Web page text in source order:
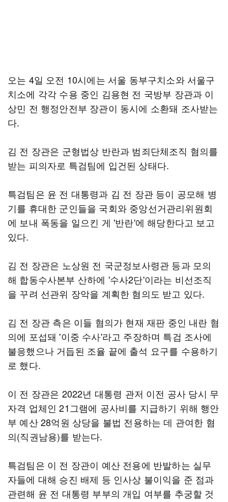
오는 4일 오전 10시에는 서울 동부구치소와 서울구
치소에 각각 수용 중인 김용현 전 국방부 장관과 이
상민 전 행정안전부 장관이 동시에 소환돼 조사받는
다.
김 전 장관은 군형법상 반란과 범죄단체조직 혐의를
받는 피의자로 특검팀에 입건된 상태다.
특검팀은 윤 전 대통령과 김 전 장관 등이 공모해 병
기를 휴대한 군인들을 국회와 중앙선거관리위원회
에 보내 폭동을 일으킨 게 '반란'에 해당한다고 보고
있다.
김 전 장관은 노상원 전 국군정보사령관 등과 모의
해 합동수사본부 산하에 '수사2단'이라는 비선조직
을 꾸려 선관위 장악을 계획한 혐의도 받고 있다.
김 전 장관 측은 이들 혐의가 현재 재판 중인 내란 혐
의에 포섭돼 '이중 수사'라고 주장하며 특검 조사에
불응했으나 거듭된 조율 끝에 출석 요구를 수용하기
로 했다.
이 전 장관은 2022년 대통령 관저 이전 공사 당시 무
자격 업체인 21그램에 공사비를 지급하기 위해 행안
부 예산 28억원 상당을 불법 전용하는 데 관여한 혐
의(직권남용)를 받는다.
특검팀은 이 전 장관이 예산 전용에 반발하는 실무
자들에 대해 승진 배제 등 인사상 불이익을 준 점과
관련해 윤 전 대통령 부부의 개입 여부를 추궁할 것